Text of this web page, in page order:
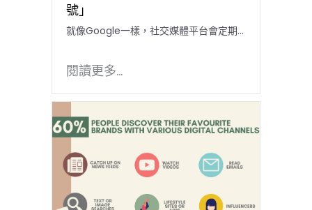
號」
就像Google一樣，社交媒體平台會定期...
閱讀更多...